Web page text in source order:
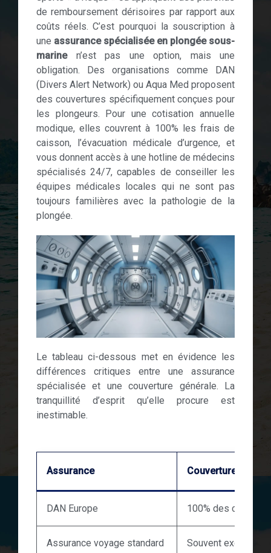
de remboursement dérisoires par rapport aux
coûts réels. C’est pourquoi la souscription à
une assurance spécialisée en plongée sous-
marinen’est pas une option, mais une
obligation. Des organisations comme DAN
(Divers Alert Network) ou Aqua Med proposent
des couvertures spécifiquement conçues pour
les plongeurs. Pour une cotisation annuelle
modique, elles couvrent à 100% les frais de
caisson, l’évacuation médicale d’urgence, et
vous donnent accès à une hotline de médecins
spécialisés 24/7, capables de conseiller les
équipes médicales locales qui ne sont pas
toujours familières avec la pathologie de la
plongée.
Le tableau ci-dessous met en évidence les
différences critiques entre une assurance
spécialisée et une couverture générale. La
tranquillité d’esprit qu’elle procure est
inestimable.
Assurance Couverture
DAN Europe 100% des coûts
Assurance voyage standard Souvent exclue ou